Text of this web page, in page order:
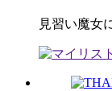
見習い魔女